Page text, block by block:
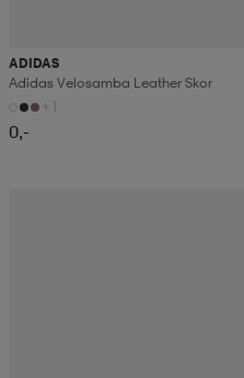
ADIDAS
Adidas Velosamba Leather Skor
+1
0,-